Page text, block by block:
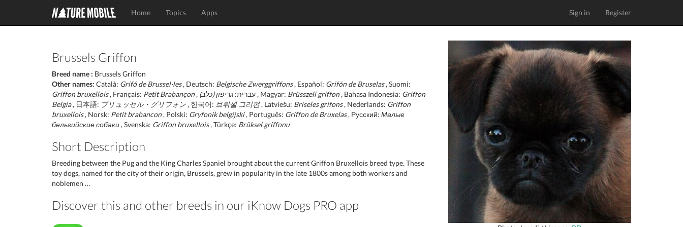
Home Topics Apps Sign in Register
Brussels Griffon
Breed name : Brussels Griffon
Other names: Català: Grifó de Brussel·les, Deutsch: Belgische Zwerggriffons, Español: Grifón de Bruselas, Suomi:
Griffon bruxellois, Français: Petit Brabançon , עברית: גריפון (כלב) , Magyar: Brüsszeli griffon, Bahasa Indonesia: Griffon
Belgia, 日本語: ブリュッセル・グリフォン , 한국어: 브뤼셀 그리펀, Latviešu: Briseles grifons, Nederlands: Griffon
bruxellois, Norsk: Petit brabancon, Polski: Gryfonik belgijski, Português: Griffon de Bruxelas, Русский: Малые
бельгийские собаки , Svenska: Griffon bruxellois, Türkçe: Brüksel griffonu
Short Description
Breeding between the Pug and the King Charles Spaniel brought about the current Griffon Bruxellois breed type. These
toy dogs, named for the city of their origin, Brussels, grew in popularity in the late 1800s among both workers and
noblemen …
Discover this and other breeds in our iKnow Dogs PRO app